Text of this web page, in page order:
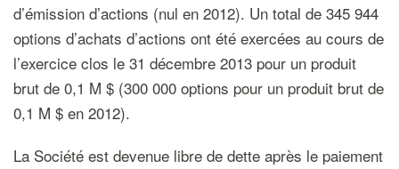
d’émission d’actions (nul en 2012). Un total de 345 944
options d’achats d’actions ont été exercées au cours de
l’exercice clos le 31 décembre 2013 pour un produit
brut de 0,1 M $ (300 000 options pour un produit brut de
0,1 M $ en 2012).
La Société est devenue libre de dette après le paiement